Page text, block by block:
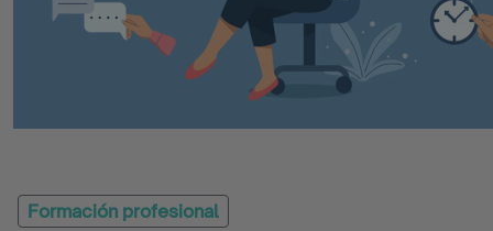
Quizzes
Iniciativa
Formación profesional